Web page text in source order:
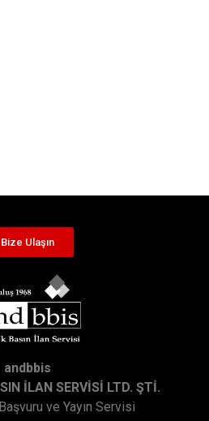
Bize Ulaşın
andbbis
İLAN SERVİSİ LTD. ŞTİ.
ve Yayın Servisi